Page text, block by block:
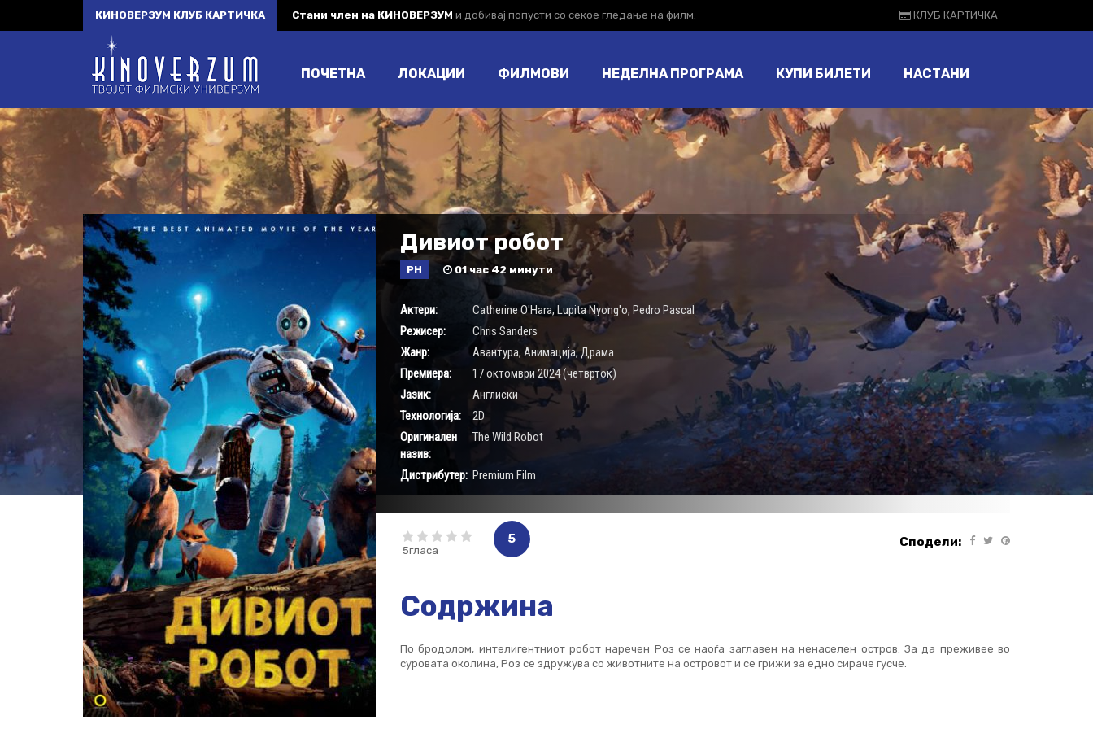
КИНОВЕРЗУМ КЛУБ КАРТИЧКА Стани член на КИНОВЕРЗУМ и добивај попусти со секое гледање на филм. КЛУБ КАРТИЧКА
ПОЧЕТНА ЛОКАЦИИ ФИЛМОВИ НЕДЕЛНА ПРОГРАМА КУПИ БИЛЕТИ НАСТАНИ
Дивиот робот
РН 01 час 42 минути
Актери: Catherine O'Hara,Lupita Nyong'o, Pedro Pascal
Режисер:
Chris Sanders
Жанр:
Авантура, Анимација,Драма
Премиера:
17 октомври 2024 (четврток)
Јазик:
Aнглиски
Технологија:
2D
Оригинален
назив:
The Wild Robot
Дистрибутер: Premium Film
5гласа
5 Сподели:
Содржина
По бродолом, интелигентниот робот наречен Роз се наоѓа заглавен на ненаселен остров. За да преживее во
суровата околина, Роз се здружува со животните на островот и се грижи за едно сирaче гусче.